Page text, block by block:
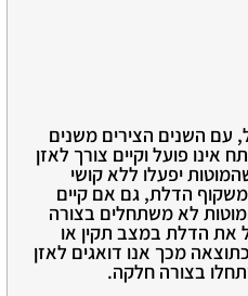
עם השנים הצירים משנים
פועל וקיים צורך לאזן
יפעלו ללא קושי
הדלת, גם אם קיים
לא משתחלים בצורה
את הדלת במצב תקין או
מכך אנו דואגים לאזן
בצורה חלקה.